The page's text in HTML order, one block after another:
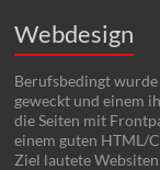
Webdesign
Berufsbedingt
geweckt und einem
die Seiten mit
einem guten HTML/
Ziel lautete